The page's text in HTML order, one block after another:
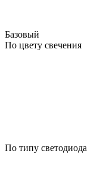
Базовый
По цвету свечения
По типу светодиода